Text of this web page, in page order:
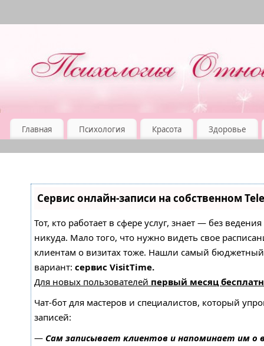
Главная Психология Красота Здоровье
Сервис онлайн-записи на собственном
Тот, кто работает в сфере услуг, знает — без
никуда. Мало того, что нужно видеть свое
клиентам о визитах тоже. Нашли самый
вариант: сервис VisitTime.
Для новых пользователей первый месяц
Чат-бот для мастеров и специалистов, который
записей:
— Сам записывает клиентов и напоминает им о